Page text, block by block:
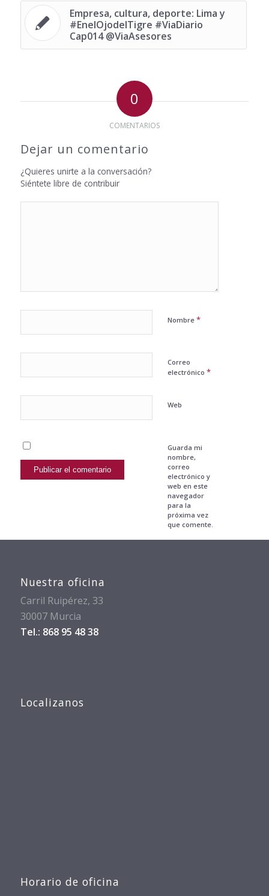
Empresa, cultura, deporte: Lima y
#EnelOjodelTigre #ViaDiario
Cap014 @ViaAsesores
0
COMENTARIOS
Dejar un comentario
¿Quieres unirte a la conversación?
Siéntete libre de contribuir
Nombre *
Correo
electrónico *
Web
Guarda mi
nombre,
correo
electrónico y
web en este
navegador
para la
próxima vez
que comente.
Nuestra oficina
Carril Ruipérez, 33
30007 Murcia
Tel.: 868 95 48 38
Localizanos
Horario de oficina